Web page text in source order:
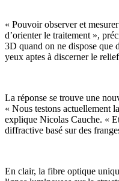
« Pouvoir observer et
d’orienter le traitement »,
3D quand on ne dispose que
yeux aptes à discerner le
La réponse se trouve une
« Nous testons actuellement
explique Nicolas Cauche. «
diffractive basé sur des
En clair, la fibre optique